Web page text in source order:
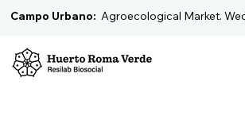
Campo Urbano: Agroecological Market.